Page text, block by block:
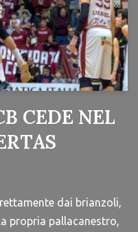
CEDE NEL
dai brianzoli,
propria pallacanestro,